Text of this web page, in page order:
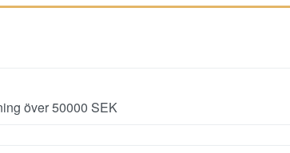
över 50000 SEK